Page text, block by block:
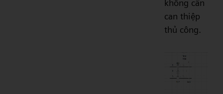
không cần
can thiệp
thủ công.